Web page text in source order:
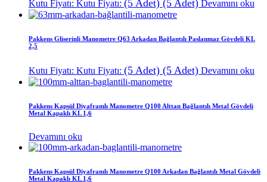
Kutu Fiyatı: Kutu Fiyatı: (5 Adet) (5 Adet) Devamını oku
Pakkens Gliserinli Manometre Q63 Arkadan Bağlantılı Paslanmaz Gövdeli KL
2,5
Kutu Fiyatı: Kutu Fiyatı: (5 Adet) (5 Adet) Devamını oku
Pakkens Kapsül Diyaframlı Manometre Q100 Alttan Bağlantılı Metal Gövdeli
Metal Kapaklı KL 1,6
Devamını oku
Pakkens Kapsül Diyaframlı Manometre Q100 Arkadan Bağlantılı Metal Gövdeli
Metal Kapaklı KL 1,6